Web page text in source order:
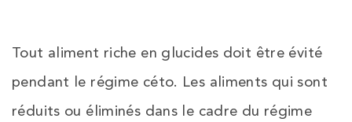
Tout aliment riche en glucides doit être évité
pendant le régime céto. Les aliments qui sont
réduits ou éliminés dans le cadre du régime